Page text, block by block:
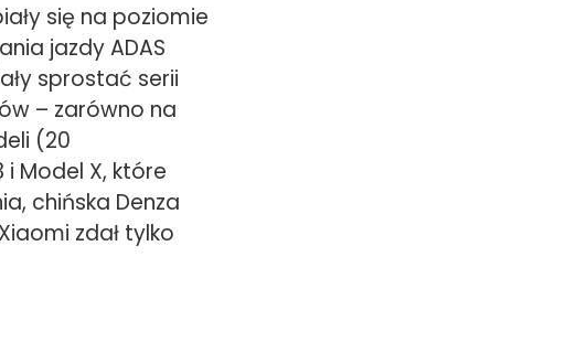
się na poziomie
jazdy ADAS
sprostać serii
– zarówno na
(20
Model X, które
chińska Denza
zdał tylko